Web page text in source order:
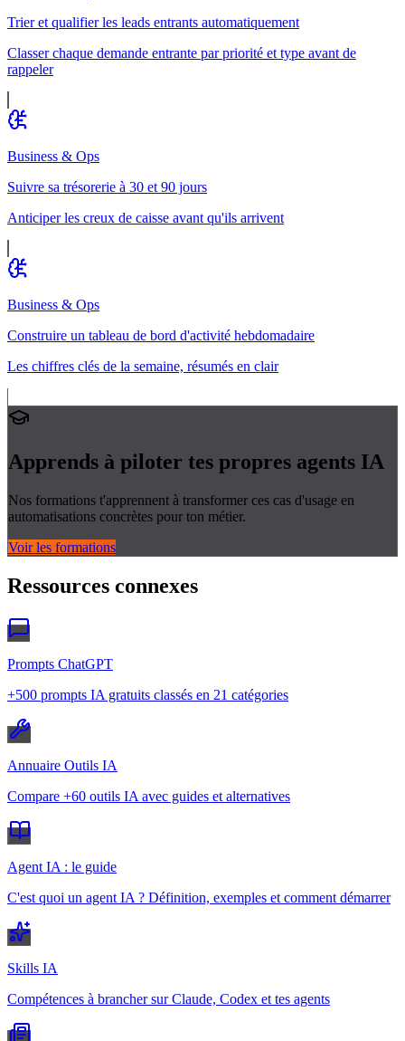
Trier et qualifier les leads entrants automatiquement
Classer chaque demande entrante par priorité et type avant de
rappeler
Business & Ops
Suivre sa trésorerie à 30 et 90 jours
Anticiper les creux de caisse avant qu'ils arrivent
Business & Ops
Construire un tableau de bord d'activité hebdomadaire
Les chiffres clés de la semaine, résumés en clair
Apprends à piloter tes propres agents IA
Nos formations t'apprennent à transformer ces cas d'usage en
automatisations concrètes pour ton métier.
Voir les formations
Ressources connexes
Prompts ChatGPT
+500 prompts IA gratuits classés en 21 catégories
Annuaire Outils IA
Compare +60 outils IA avec guides et alternatives
Agent IA : le guide
C'est quoi un agent IA ? Définition, exemples et comment démarrer
Skills IA
Compétences à brancher sur Claude, Codex et tes agents